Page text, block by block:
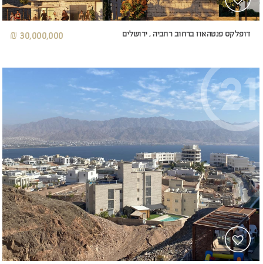
דופלקס פנטהאוז ברחוב רחביה , ירושלים 30,000,000 ₪